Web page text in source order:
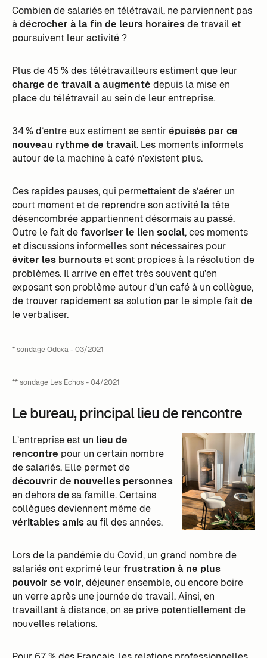
Combien de salariés en télétravail, ne parviennent pas
àdécrocher à la fin de leurs horairesde travail et
poursuivent leur activité ?
Plus de 45 % des télétravailleurs estiment que leur
charge de travail a augmenté depuis la mise en
place du télétravail au sein de leur entreprise.
34 % d’entre eux estiment se sentirépuisés par ce
nouveau rythme de travail. Les moments informels
autour de la machine à café n’existent plus.
Ces rapides pauses, qui permettaient de s’aérer un
court moment et de reprendre son activité la tête
désencombrée appartiennent désormais au passé.
Outre le fait defavoriser le lien social, ces moments
et discussions informelles sont nécessaires pour
éviter les burnoutset sont propices à la résolution de
problèmes. Il arrive en effet très souvent qu’en
exposant son problème autour d’un café à un collègue,
de trouver rapidement sa solution par le simple fait de
le verbaliser.
* sondage Odoxa - 03/2021
** sondage Les Echos - 04/2021
Le bureau, principal lieu de rencontre
L’entreprise est un lieu de
rencontre pour un certain nombre
de salariés. Elle permet de
découvrir de nouvelles personnes
en dehors de sa famille. Certains
collègues deviennent même de
véritables amisau fil des années.
Lors de la pandémie du Covid, un grand nombre de
salariés ont exprimé leurfrustration à ne plus
pouvoir se voir, déjeuner ensemble, ou encore boire
un verre après une journée de travail. Ainsi, en
travaillant à distance, on se prive potentiellement de
nouvelles relations.